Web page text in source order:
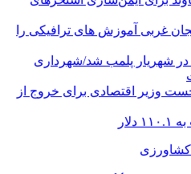
غربی آموزش های ترافیکی را
در شهریار پلمب شد/شهرداری
وزیر اقتصادی برای خروج از